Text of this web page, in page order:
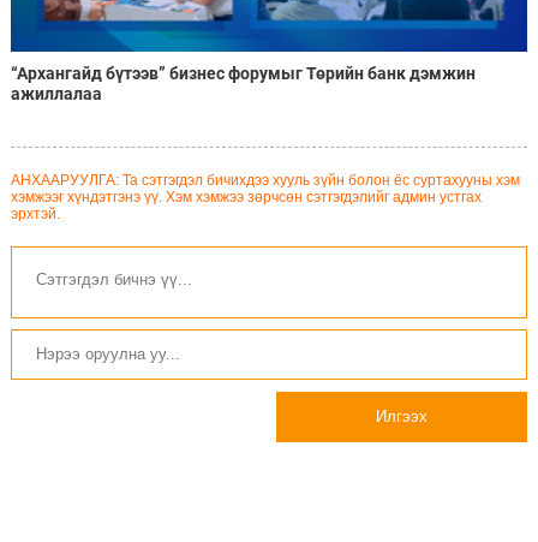
“Архангайд бүтээв” бизнес форумыг Төрийн банк дэмжин
ажиллалаа
АНХААРУУЛГА: Та сэтгэгдэл бичихдээ хууль зүйн болон ёс суртахууны хэм
хэмжээг хүндэтгэнэ үү. Хэм хэмжээ зөрчсөн сэтгэгдэлийг админ устгах
эрхтэй.
Илгээх